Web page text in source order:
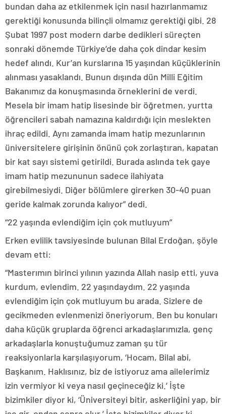
bundan daha az etkilenmek için nasıl hazırlanmamız
gerektiği konusunda bilinçli olmamız gerektiği gibi. 28
Şubat 1997 post modern darbe dedikleri süreçten
sonraki dönemde Türkiye’de daha çok dindar kesim
hedef alındı. Kur’an kurslarına 15 yaşından küçüklerinin
alınması yasaklandı. Bunun dışında dün Milli Eğitim
Bakanımız da konuşmasında örneklerini de verdi.
Mesela bir imam hatip lisesinde bir öğretmen, yurtta
öğrencileri sabah namazına kaldırdığı için meslekten
ihraç edildi. Aynı zamanda imam hatip mezunlarının
üniversitelere girişinin önünü çok zorlaştıran, kapatan
bir kat sayı sistemi getirildi. Burada aslında tek gaye
imam hatip mezununun sadece ilahiyata
girebilmesiydi. Diğer bölümlere girerken 30-40 puan
geride kalmak zorunda kalıyor” dedi.
“22 yaşında evlendiğim için çok mutluyum”
Erken evlilik tavsiyesinde bulunan Bilal Erdoğan, şöyle
devam etti:
“Masterımın birinci yılının yazında Allah nasip etti, yuva
kurdum, evlendim. 22 yaşındaydım. 22 yaşında
evlendiğim için çok mutluyum bu arada. Sizlere de
gecikmeden evlenmenizi öneriyorum. Ben bu konuları
daha küçük gruplarda öğrenci arkadaşlarımızla, genç
arkadaşlarla konuştuğumuz zaman şu tür
reaksiyonlarla karşılaşıyorum, ‘Hocam, Bilal abi,
Başkanım. Haklısınız, biz de istiyoruz ama ailelerimiz
izin vermiyor ki veya nasıl geçineceğiz ki.’ İşte
bizimkiler diyor ki, ‘Üniversiteyi bitir, askerliğini yap, bir